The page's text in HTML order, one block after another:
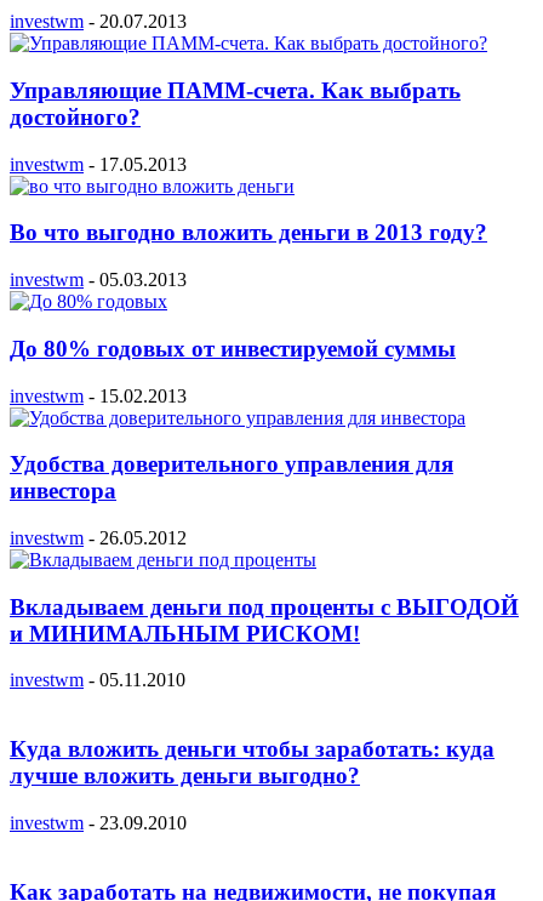
investwm - 20.07.2013
Управляющие ПАММ-счета. Как выбрать
достойного?
investwm - 17.05.2013
Во что выгодно вложить деньги в 2013 году?
investwm - 05.03.2013
До 80% годовых от инвестируемой суммы
investwm - 15.02.2013
Удобства доверительного управления для
инвестора
investwm - 26.05.2012
Вкладываем деньги под проценты с ВЫГОДОЙ
и МИНИМАЛЬНЫМ РИСКОМ!
investwm - 05.11.2010
Куда вложить деньги чтобы заработать: куда
лучше вложить деньги выгодно?
investwm - 23.09.2010
Как заработать на недвижимости, не покупая